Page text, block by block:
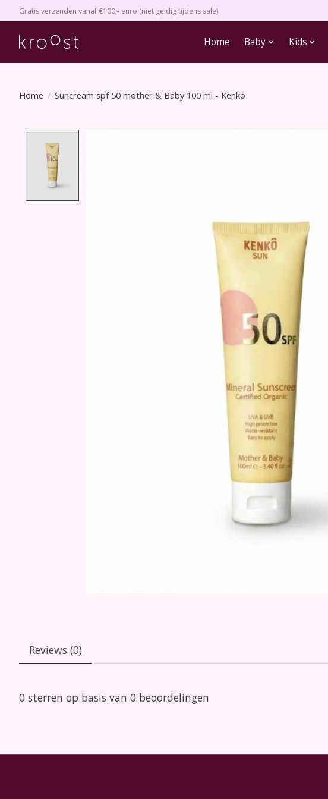
Gratis verzenden vanaf €100,- euro (niet geldig tijdens sale)
Home Baby Kids
Home / Suncream spf 50 mother & Baby 100 ml - Kenko
Reviews (0)
0 sterren op basis van 0 beoordelingen